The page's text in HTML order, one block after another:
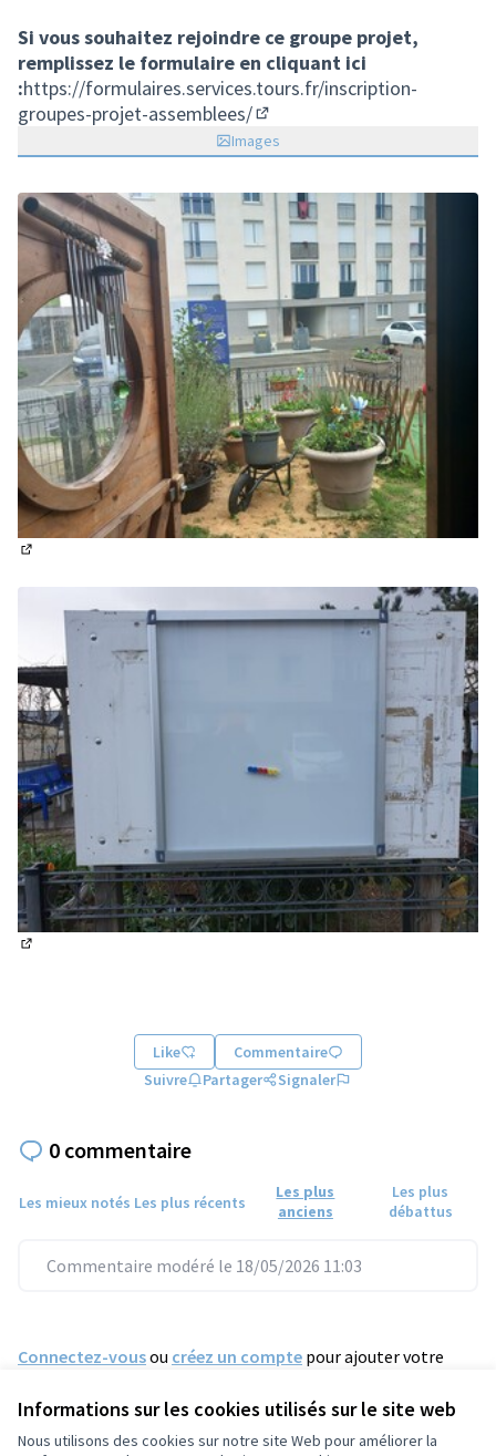
Informations sur les cookies utilisés sur le site web
Nous utilisons des cookies sur notre site Web pour améliorer la
Si vous souhaitez rejoindre ce groupe projet,
remplissez le formulaire en cliquant ici
:https://formulaires.services.tours.fr/inscription-
groupes-projet-assemblees/
(S'ouvre dans un nouvel
Images
Like
Commentaire
Suivre
Partager Signaler
0 commentaire
Les mieux notés Les plus récents
Les plus
anciens
Les plus
débattus
Commentaire modéré le 18/05/2026 11:03
Connectez-vousou créez un compte pour ajouter votre